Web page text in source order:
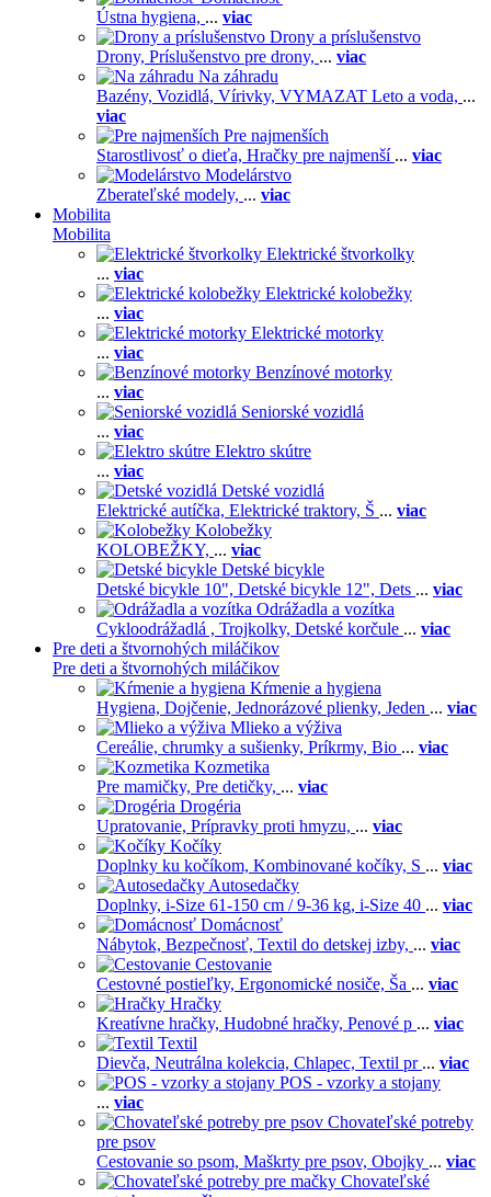
Ústna hygiena, ... viac
Drony a príslušenstvo
Drony, Príslušenstvo pre drony, ... viac
Na záhradu
Bazény, Vozidlá, Vírivky, VYMAZAT Leto a voda, ...
viac
Pre najmenších
Starostlivosť o dieťa, Hračky pre najmenší ... viac
Modelárstvo
Zberateľské modely, ... viac
Mobilita
Mobilita
Elektrické štvorkolky
... viac
Elektrické kolobežky
... viac
Elektrické motorky
... viac
Benzínové motorky
... viac
Seniorské vozidlá
... viac
Elektro skútre
... viac
Detské vozidlá
Elektrické autíčka, Elektrické traktory, Š ... viac
Kolobežky
KOLOBEŽKY, ... viac
Detské bicykle
Detské bicykle 10", Detské bicykle 12", Dets ... viac
Odrážadla a vozítka
Cykloodrážadlá , Trojkolky, Detské korčule ... viac
Pre deti a štvornohých miláčikov
Pre deti a štvornohých miláčikov
Kŕmenie a hygiena
Hygiena, Dojčenie, Jednorázové plienky, Jeden ... viac
Mlieko a výživa
Cereálie, chrumky a sušienky, Príkrmy, Bio ... viac
Kozmetika
Pre mamičky, Pre detičky, ... viac
Drogéria
Upratovanie, Prípravky proti hmyzu, ... viac
Kočíky
Doplnky ku kočíkom, Kombinované kočíky, S ... viac
Autosedačky
Doplnky, i-Size 61-150 cm / 9-36 kg, i-Size 40 ... viac
Domácnosť
Nábytok, Bezpečnosť, Textil do detskej izby, ... viac
Cestovanie
Cestovné postieľky, Ergonomické nosiče, Ša ... viac
Hračky
Kreatívne hračky, Hudobné hračky, Penové p ... viac
Textil
Dievča, Neutrálna kolekcia, Chlapec, Textil pr ... viac
POS - vzorky a stojany
... viac
Chovateľské potreby
pre psov
Cestovanie so psom, Maškrty pre psov, Obojky ... viac
Chovateľské